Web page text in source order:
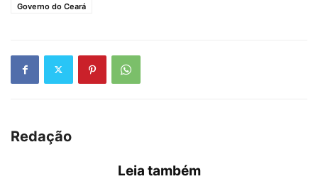
Governo do Ceará
Redação
Leia também